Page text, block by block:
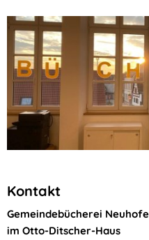
Kontakt
Gemeindebücherei
im Otto-Ditscher-Haus